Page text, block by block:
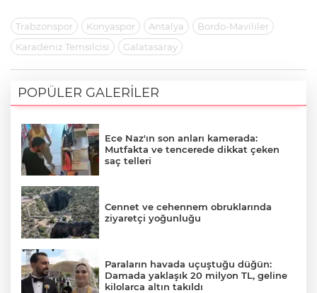
Trabzonspor Konyaspor Antalya
Bordo-Mavililer
Karadeniz Temsilcisi
Galatasaray
POPÜLER GALERİLER
Ece Naz'ın son anları kamerada:
Mutfakta ve tencerede dikkat çeken
saç telleri
Cennet ve cehennem obruklarında
ziyaretçi yoğunluğu
Paraların havada uçuştuğu düğün:
Damada yaklaşık 20 milyon TL, geline
kilolarca altın takıldı